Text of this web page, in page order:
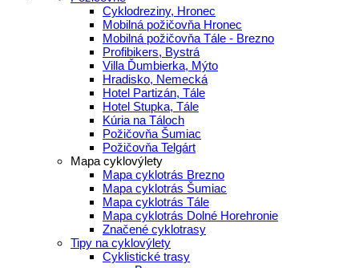
Cyklodreziny, Hronec
Mobilná požičovňa Hronec
Mobilná požičovňa Tále - Brezno
Profibikers, Bystrá
Villa Ďumbierka, Mýto
Hradisko, Nemecká
Hotel Partizán, Tále
Hotel Stupka, Tále
Kúria na Táloch
Požičovňa Šumiac
Požičovňa Telgárt
Mapa cyklovýlety
Mapa cyklotrás Brezno
Mapa cyklotrás Šumiac
Mapa cyklotrás Tále
Mapa cyklotrás Dolné Horehronie
Značené cyklotrasy
Tipy na cyklovýlety
Cyklistické trasy